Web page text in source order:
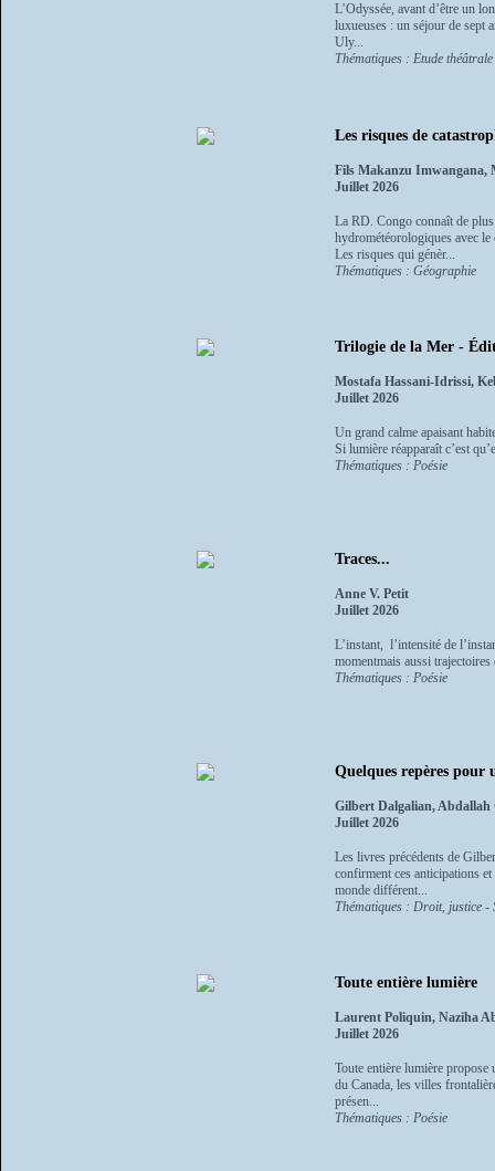
L’Odyssée, avant d’être un
luxueuses : un séjour de sept
Uly...
Thématiques : Etude
Les risques de
Fils Makanzu Imwangana,
Juillet 2026
La RD. Congo connaît de
hydrométéorologiques avec le
Les risques qui génèr...
Thématiques : Géographie
Trilogie de la Mer -
Mostafa Hassani-Idrissi,
Juillet 2026
Un grand calme apaisant
Si lumière réapparaît c’est
Thématiques : Poésie
Traces...
Anne V. Petit
Juillet 2026
L’instant, l’intensité de
momentmais aussi
Thématiques : Poésie
Quelques repères pour
Gilbert Dalgalian, Abdallah
Juillet 2026
Les livres précédents de
confirment ces anticipations
monde différent...
Thématiques : Droit, justice -
Toute entière lumière
Laurent Poliquin, Naziha
Juillet 2026
Toute entière lumière propose
du Canada, les villes
présen...
Thématiques : Poésie